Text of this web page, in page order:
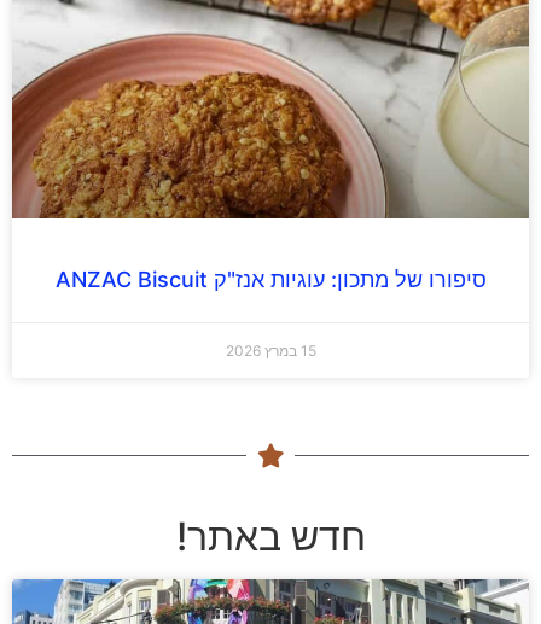
סיפורו של מתכון: עוגיות אנז"ק ANZAC Biscuit
חדש באתר!